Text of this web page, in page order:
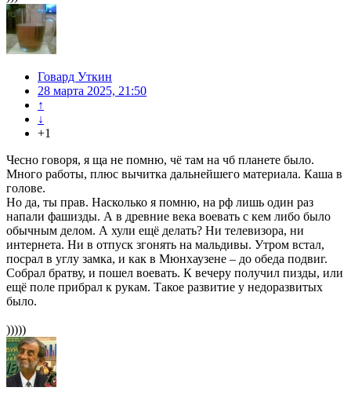
Говард Уткин
28 марта 2025, 21:50
↑
↓
+1
Чесно говоря, я ща не помню, чё там на чб планете было.
Много работы, плюс вычитка дальнейшего материала. Каша в
голове.
Но да, ты прав. Насколько я помню, на рф лишь один раз
напали фашизды. А в древние века воевать с кем либо было
обычным делом. А хули ещё делать? Ни телевизора, ни
интернета. Ни в отпуск згонять на мальдивы. Утром встал,
посрал в углу замка, и как в Мюнхаузене – до обеда подвиг.
Собрал братву, и пошел воевать. К вечеру получил пизды, или
ещё поле прибрал к рукам. Такое развитие у недоразвитых
было.
)))))